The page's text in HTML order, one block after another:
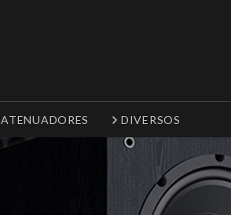
DIVERSOS